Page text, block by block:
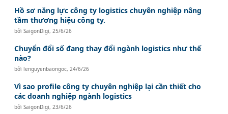
Hồ sơ năng lực công ty logistics chuyên nghiệp nâng
tầm thương hiệu công ty.
bởiSaigonDigi,25/6/26
Chuyển đổi số đang thay đổi ngành logistics như thế
nào?
bởilenguyenbaongoc,24/6/26
Vì sao profile công ty chuyên nghiệp lại cần thiết cho
các doanh nghiệp ngành logistics
bởiSaigonDigi,23/6/26